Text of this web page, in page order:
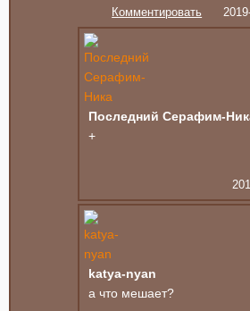
Комментировать
Последний Серафим-
+
katya-nyan
а что мешает?